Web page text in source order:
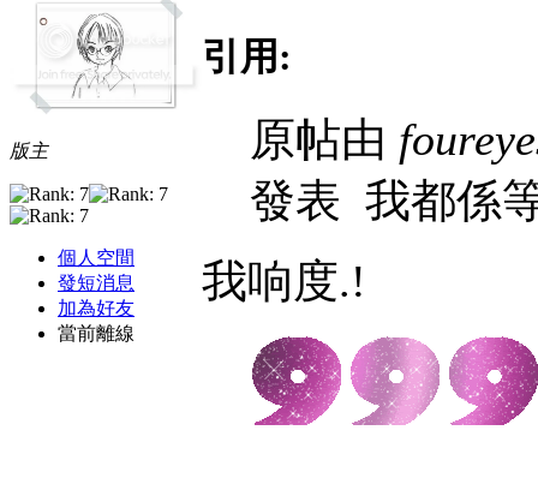
版主
個人空間
發短消息
加為好友
當前離線
引用:
原帖由
發表 我都係
我响度.!